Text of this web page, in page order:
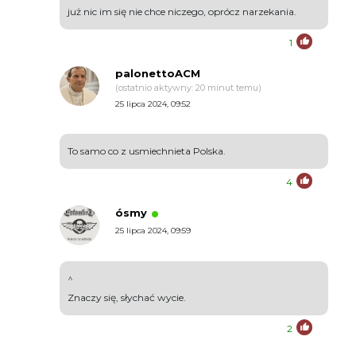
już nic im się nie chce niczego, oprócz narzekania.
1
palonettoACM
(ostatnio aktywny: 20 minut temu)
25 lipca 2024, 09:52
To samo co z usmiechnieta Polska.
4
ósmy
25 lipca 2024, 09:59
^
Znaczy się, słychać wycie.
2